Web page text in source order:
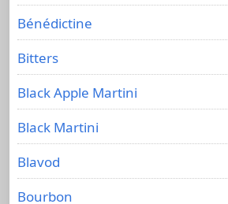
Bénédictine
Bitters
Black Apple Martini
Black Martini
Blavod
Bourbon